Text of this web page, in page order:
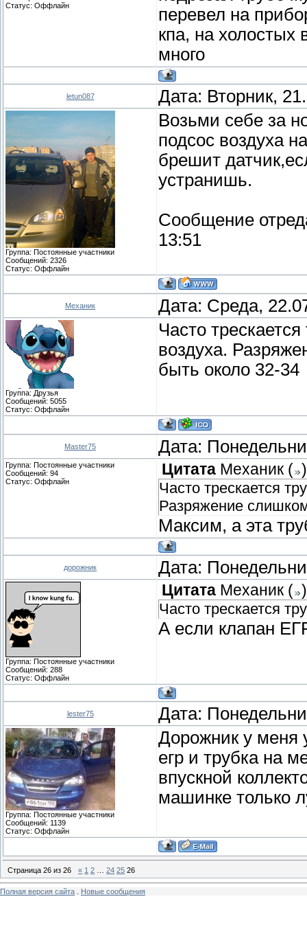
Статус: Оффлайн
перевел на
кпа, на
много
letun087 Дата: Вторник,
Группа: Постоянные участники
Сообщений: 2326
Статус: Оффлайн
Возьми себе за
подсос воздуха
брешит
устранишь.
Сообщение
13:51
Механик Дата: Среда,
Группа: Друзья
Сообщений: 5055
Статус: Оффлайн
Часто
воздуха.
быть около 32-34
Master75 Дата:
Группа: Постоянные участники
Сообщений: 94
Статус: Оффлайн
Цитата Механик ( )
Часто трескается
Разряжение
Максим, а эта
дорожник Дата:
Группа: Постоянные участники
Сообщений: 288
Статус: Оффлайн
Цитата Механик ( )
Часто трескается
А если клапан
lester75 Дата:
Группа: Постоянные участники
Сообщений: 1139
Статус: Оффлайн
Дорожник у меня
егр и трубка на
впускной
машинке только
Страница 26 из 26 « 1 2 24 25 26
Полная версия сайта Новые сообщения